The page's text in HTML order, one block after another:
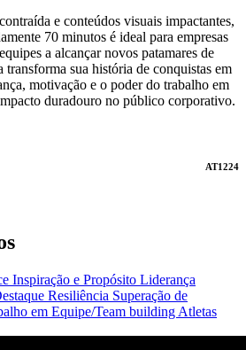
e conteúdos visuais impactantes,
70 minutos é ideal para empresas
a alcançar novos patamares de
transforma sua história de conquistas em
motivação e o poder do trabalho em
duradouro no público corporativo.
AT1224
Inspiração e Propósito Liderança
Resiliência Superação de
em Equipe/Team building Atletas